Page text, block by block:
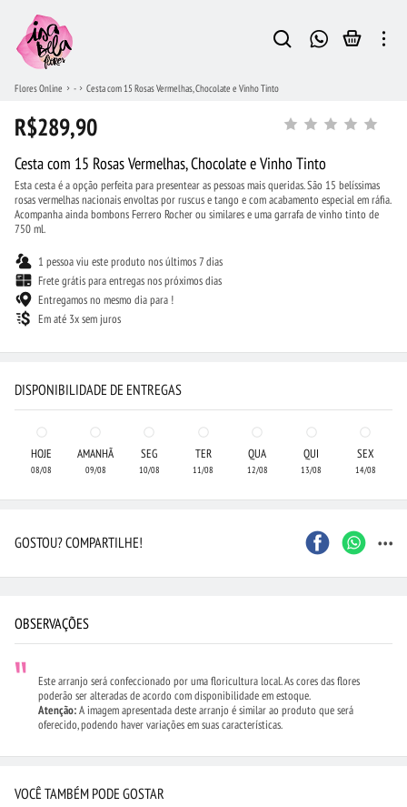
Flores Online - Cesta com 15 Rosas Vermelhas, Chocolate e Vinho Tinto
R$289,90
Cesta com 15 Rosas Vermelhas, Chocolate e Vinho Tinto
Esta cesta é a opção perfeita para presentear as pessoas mais queridas. São 15 belíssimas
rosas vermelhas nacionais envoltas por ruscus e tango e com acabamento especial em ráfia.
Acompanha ainda bombons Ferrero Rocher ou similares e uma garrafa de vinho tinto de
750 ml.
1 pessoa viu este produto nos últimos 7 dias
Frete grátis para entregas nos próximos dias
Entregamos no mesmo dia para !
Em até 3x sem juros
DISPONIBILIDADE DE ENTREGAS
HOJE
08/08
AMANHÃ
09/08
SEG
10/08
TER
11/08
QUA
12/08
QUI
13/08
SEX
14/08
GOSTOU? COMPARTILHE! ...
OBSERVAÇÕES
Este arranjo será confeccionado por uma floricultura local. As cores das flores
poderão ser alteradas de acordo com disponibilidade em estoque.
Atenção:A imagem apresentada deste arranjo é similar ao produto que será
oferecido, podendo haver variações em suas características.
VOCÊ TAMBÉM PODE GOSTAR